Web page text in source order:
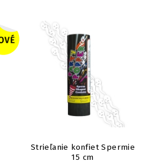
Strieľanie konfiet Spermie
15 cm